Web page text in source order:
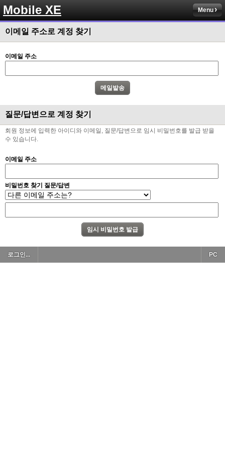
Mobile XE Menu
이메일 주소로 계정 찾기
이메일 주소
질문/답변으로 계정 찾기
회원 정보에 입력한 아이디와 이메일, 질문/답변으로 임시 비밀번호를 발급 받을
수 있습니다.
이메일 주소
비밀번호 찾기 질문/답변
로그인... PC